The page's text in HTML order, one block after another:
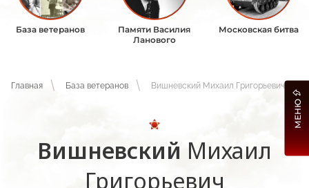
База ветеранов
Памяти Василия
Ланового
Московская битва
Главная База ветеранов Вишневский Михаил Григорьевич
Вишневский Михаил
Григорьевич
МЕНЮ